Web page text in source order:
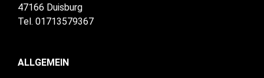
47166 Duisburg
Tel. 01713579367
ALLGEMEIN